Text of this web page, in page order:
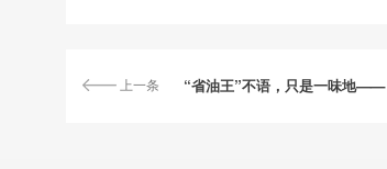
上一条 “省油王”不语，只是一味地——